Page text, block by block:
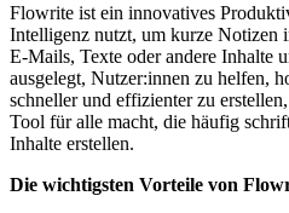
Flowrite ist ein innovatives
Intelligenz nutzt, um kurze Notizen
E-Mails, Texte oder andere Inhalte
ausgelegt, Nutzer:innen zu helfen,
schneller und effizienter zu
Tool für alle macht, die häufig
Inhalte erstellen.
Die wichtigsten Vorteile von